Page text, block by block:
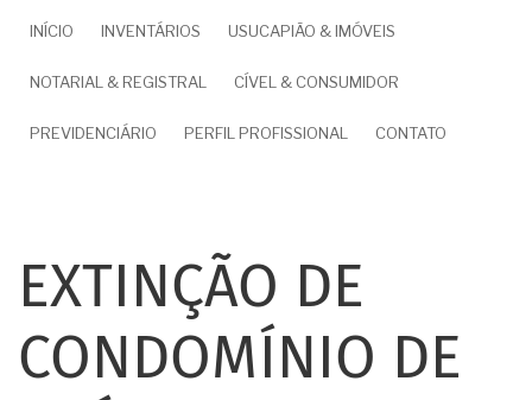
NAVEGAÇÃO
PRINCIPAL
INÍCIO INVENTÁRIOS USUCAPIÃO & IMÓVEIS
NOTARIAL & REGISTRAL CÍVEL & CONSUMIDOR
PREVIDENCIÁRIO PERFIL PROFISSIONAL CONTATO
EXTINÇÃO DE
CONDOMÍNIO DE